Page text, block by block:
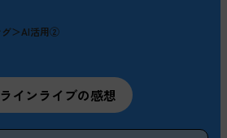
グ＞AI活用②
インライブの感想